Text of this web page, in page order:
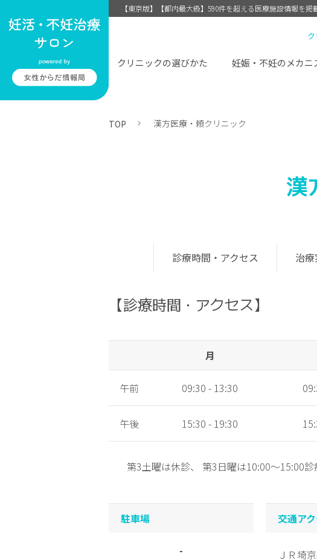
【東京版】【都内最大級】590件を超える医療施設情報を掲
クリニックの選びかた 妊娠・不妊のメカニ
TOP 漢方医療・頼クリニック
漢
診療時間・アクセス 治
【診療時間・アクセス】
月
午前 09:30 - 13:30
午後 15:30 - 19:30
第3土曜は休診、 第3日曜は10:00～15:00診
駐車場
-
交通ア
ＪＲ埼